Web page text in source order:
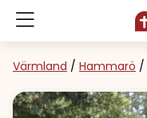
Värmland / Hammarö /